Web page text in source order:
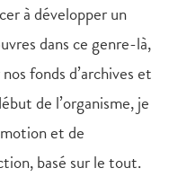
à développer un
dans ce genre-là,
fonds d’archives et
de l’organisme, je
et de
basé sur le tout.